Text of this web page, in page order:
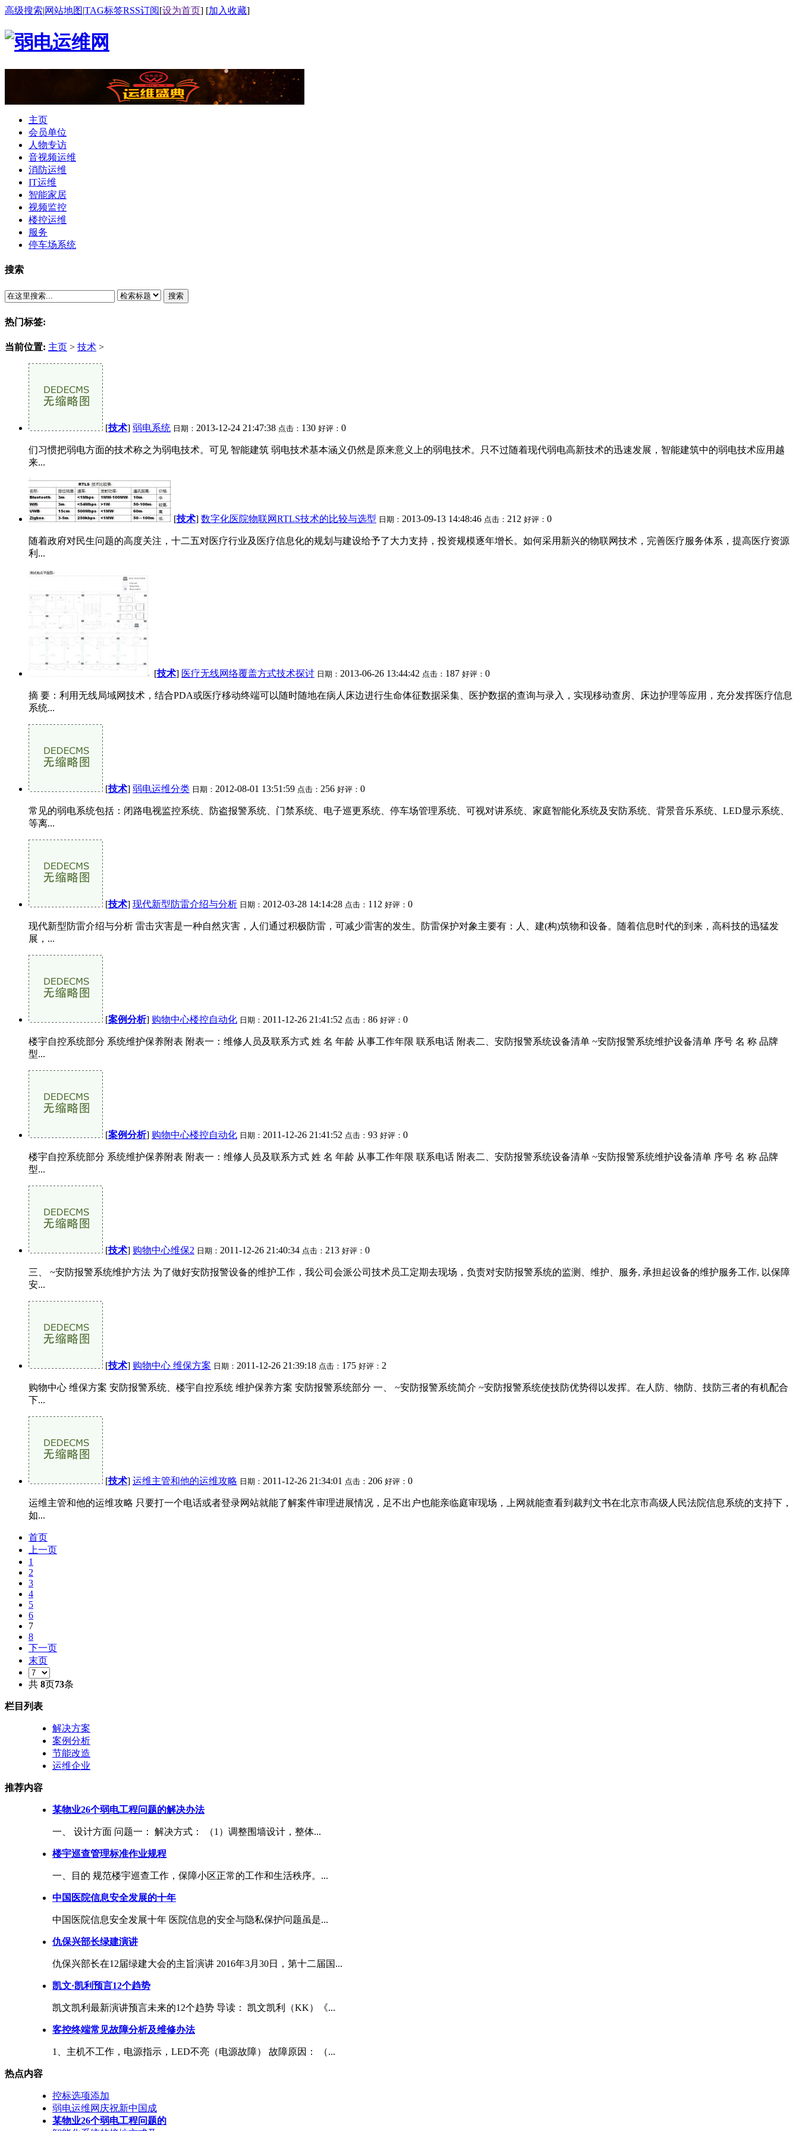
高级搜索|网站地图|TAG标签RSS订阅[设为首页] [加入收藏]
主页
会员单位
人物专访
音视频运维
消防运维
IT运维
智能家居
视频监控
楼控运维
服务
停车场系统
搜索
搜索
热门标签:
当前位置: 主页 > 技术 >
[技术] 弱电系统 日期： 2013-12-24 21:47:38 点击： 130 好评： 0
们习惯把弱电方面的技术称之为弱电技术。可见 智能建筑 弱电技术基本涵义仍然是原来意义上的弱电技术。只不过随着现代弱电高新技术的迅速发展，智能建筑中的弱电技术应用越
来...
[技术] 数字化医院物联网RTLS技术的比较与选型 日期： 2013-09-13 14:48:46 点击： 212 好评： 0
随着政府对民生问题的高度关注，十二五对医疗行业及医疗信息化的规划与建设给予了大力支持，投资规模逐年增长。如何采用新兴的物联网技术，完善医疗服务体系，提高医疗资源
利...
[技术] 医疗无线网络覆盖方式技术探讨 日期： 2013-06-26 13:44:42 点击： 187 好评： 0
摘 要：利用无线局域网技术，结合PDA或医疗移动终端可以随时随地在病人床边进行生命体征数据采集、医护数据的查询与录入，实现移动查房、床边护理等应用，充分发挥医疗信息
系统...
[技术] 弱电运维分类 日期： 2012-08-01 13:51:59 点击： 256 好评： 0
常见的弱电系统包括：闭路电视监控系统、防盗报警系统、门禁系统、电子巡更系统、停车场管理系统、可视对讲系统、家庭智能化系统及安防系统、背景音乐系统、LED显示系统、
等离...
[技术] 现代新型防雷介绍与分析 日期： 2012-03-28 14:14:28 点击： 112 好评： 0
现代新型防雷介绍与分析 雷击灾害是一种自然灾害，人们通过积极防雷，可减少雷害的发生。防雷保护对象主要有：人、建(构)筑物和设备。随着信息时代的到来，高科技的迅猛发
展，...
[案例分析] 购物中心楼控自动化 日期： 2011-12-26 21:41:52 点击： 86 好评： 0
楼宇自控系统部分 系统维护保养附表 附表一：维修人员及联系方式 姓 名 年龄 从事工作年限 联系电话 附表二、安防报警系统设备清单 ~安防报警系统维护设备清单 序号 名 称 品牌
型...
[案例分析] 购物中心楼控自动化 日期： 2011-12-26 21:41:52 点击： 93 好评： 0
楼宇自控系统部分 系统维护保养附表 附表一：维修人员及联系方式 姓 名 年龄 从事工作年限 联系电话 附表二、安防报警系统设备清单 ~安防报警系统维护设备清单 序号 名 称 品牌
型...
[技术] 购物中心维保2 日期： 2011-12-26 21:40:34 点击： 213 好评： 0
三、 ~安防报警系统维护方法 为了做好安防报警设备的维护工作，我公司会派公司技术员工定期去现场，负责对安防报警系统的监测、维护、服务, 承担起设备的维护服务工作, 以保障
安...
[技术] 购物中心 维保方案 日期： 2011-12-26 21:39:18 点击： 175 好评： 2
购物中心 维保方案 安防报警系统、楼宇自控系统 维护保养方案 安防报警系统部分 一、 ~安防报警系统简介 ~安防报警系统使技防优势得以发挥。在人防、物防、技防三者的有机配合
下...
[技术] 运维主管和他的运维攻略 日期： 2011-12-26 21:34:01 点击： 206 好评： 0
运维主管和他的运维攻略 只要打一个电话或者登录网站就能了解案件审理进展情况，足不出户也能亲临庭审现场，上网就能查看到裁判文书在北京市高级人民法院信息系统的支持下，
如...
首页
上一页
1
2
3
4
5
6
7
8
下一页
末页
共 8页73条
栏目列表
解决方案
案例分析
节能改造
运维企业
推荐内容
某物业26个弱电工程问题的解决办法
一、 设计方面 问题一： 解决方式： （1）调整围墙设计，整体...
楼宇巡查管理标准作业规程
一、目的 规范楼宇巡查工作，保障小区正常的工作和生活秩序。...
中国医院信息安全发展的十年
中国医院信息安全发展十年 医院信息的安全与隐私保护问题虽是...
仇保兴部长绿建演讲
仇保兴部长在12届绿建大会的主旨演讲 2016年3月30日，第十二届国...
凯文·凯利预言12个趋势
凯文凯利最新演讲预言未来的12个趋势 导读： 凯文凯利（KK）《...
客控终端常见故障分析及维修办法
1、主机不工作，电源指示，LED不亮（电源故障） 故障原因： （...
热点内容
控标选项添加
弱电运维网庆祝新中国成
某物业26个弱电工程问题的